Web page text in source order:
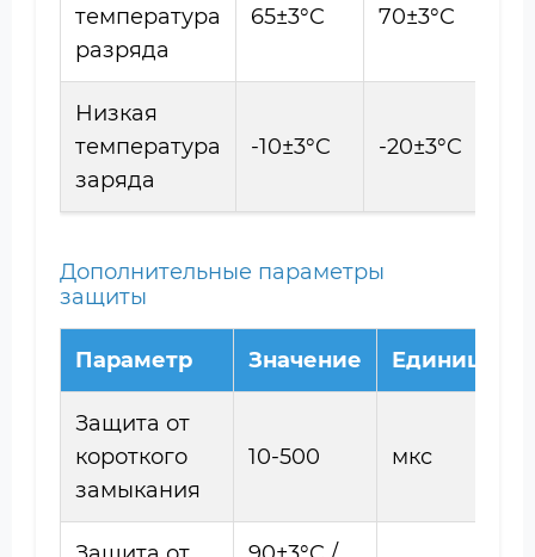
температура
разряда
65±3°C 70±3°C
Низкая
температура
заряда
-10±3°C -20±3°C
Дополнительные параметры
защиты
Параметр Значение Единицы
Защита от
короткого
замыкания
10-500 мкс